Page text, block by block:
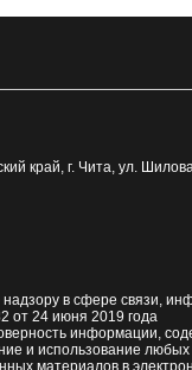
край, г. Чита, ул.
в сфере связи,
от 24 июня 2019 года
информации,
и использование